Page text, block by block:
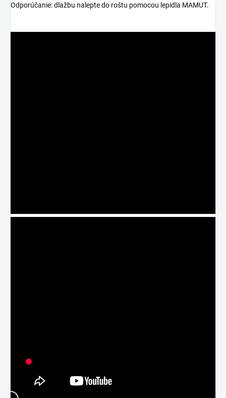
Odporúčanie: dlažbu nalepte do roštu pomocou lepidla MAMUT.